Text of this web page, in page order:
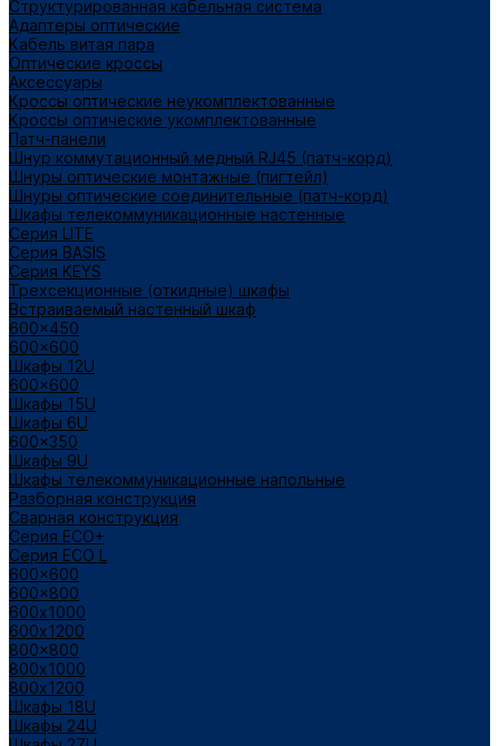
Структурированная кабельная система
Адаптеры оптические
Кабель витая пара
Оптические кроссы
Аксессуары
Кроссы оптические неукомплектованные
Кроссы оптические укомплектованные
Патч-панели
Шнур коммутационный медный RJ45 (патч-корд)
Шнуры оптические монтажные (пигтейл)
Шнуры оптические соединительные (патч-корд)
Шкафы телекоммуникационные настенные
Cерия LITE
Cерия BASIS
Cерия KEYS
Трехсекционные (откидные) шкафы
Встраиваемый настенный шкаф
600x450
600x600
Шкафы 12U
600x600
Шкафы 15U
Шкафы 6U
600x350
Шкафы 9U
Шкафы телекоммуникационные напольные
Разборная конструкция
Сварная конструкция
Серия ECO+
Серия ECO L
600x600
600x800
600х1000
600х1200
800x800
800х1000
800х1200
Шкафы 18U
Шкафы 24U